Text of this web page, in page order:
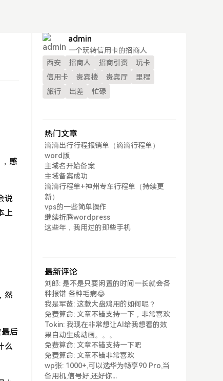
感
说
上
然
后
么
admin
一个玩转信用卡的招商人
西安
招商人 招商引资
玩卡
信用卡
贵宾楼 贵宾厅
里程
旅行
出差 忙碌
热门文章
滴滴出行行程报销单（滴滴行程单）
word版
主域名开始备案
主域备案成功
滴滴行程单+神州专车行程单（持续更
新）
vps的一些简单操作
继续折腾wordpress
这些年，我用过的那些手机
最新评论
刘郎: 是不是只要闲置的时间一长就会各
种报错 各种毛病😂
我是军爸: 这款大盘鸡用的如何呢？
免费算命: 文章不错支持一下，非常喜欢
Tokin: 我现在非常想让AI给我想看的效
果自动生成动画。。。
免费算命: 文章不错支持一下吧
免费算命: 文章不错非常喜欢
wp张: 1000+,可以选华为畅享90 Pro,当
备用机,信号好,还好你...